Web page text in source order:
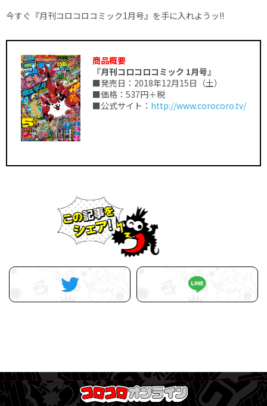
今すぐ『月刊コロコロコミック1月号』を手に入れようッ!!
商品概要
『月刊コロコロコミック 1月号』
■発売日：2018年12月15日（土）
■価格：537円＋税
■公式サイト： http://www.corocoro.tv/